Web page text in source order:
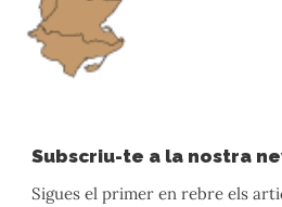
Subscriu-te a la nostra
Sigues el primer en rebre els